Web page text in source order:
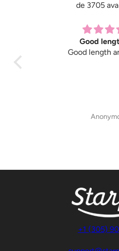
de 3705
Good
Good length
+1 (305)